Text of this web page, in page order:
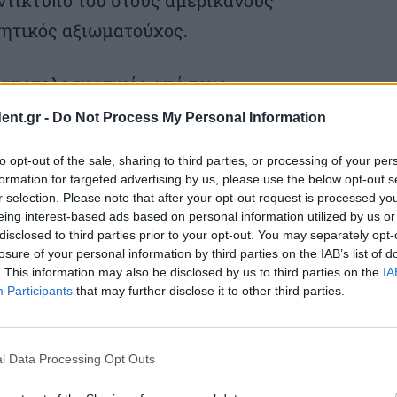
- Do Not Process My Personal Information
opt-out of the sale, sharing to third parties, or processing of your
for targeted advertising by us, please use the below opt-out
selection. Please note that after your opt-out request is processed
interest-based ads based on personal information utilized by us
to third parties prior to your opt-out. You may separately
of your personal information by third parties on the IAB’s list of
This information may also be disclosed by us to third parties on the
Participants that may further disclose it to other third parties.
Data Processing Opt Outs
αξιωματούχος.
από τους
Τραμπ κατά τη διάρκεια
ειδησεογραφικό ιστότοπο Axios.
Ουάσιγκτον-
οι τιμές του πετρελαίου
των αγορών. Η τιμή του
Μπρεντ Βόρειας Θάλασσας ξεπέρασε τα
επίπεδο από το 2022, όταν ο στρατός